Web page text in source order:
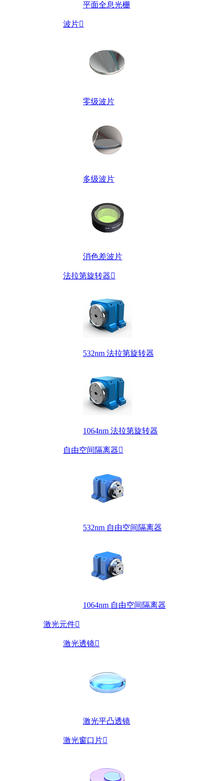
平面全息光栅
波片
零级波片
多级波片
消色差波片
法拉第旋转器
532nm 法拉第旋转器
1064nm 法拉第旋转器
自由空间隔离器
532nm 自由空间隔离器
1064nm 自由空间隔离器
激光元件
激光透镜
激光平凸透镜
激光窗口片